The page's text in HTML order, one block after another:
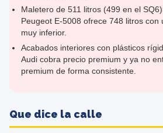
Maletero de 511 litros (499 en el
Peugeot E-5008 ofrece 748 litros con
muy inferior.
Acabados interiores con plásticos
Audi cobra precio premium y ya no
premium de forma consistente.
Que dice la calle